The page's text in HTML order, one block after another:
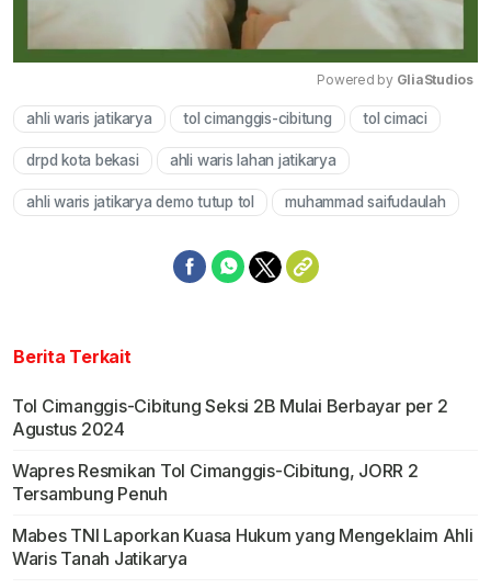
Mute
Powered by GliaStudios
ahli waris jatikarya tol cimanggis-cibitung tol cimaci
drpd kota bekasi ahli waris lahan jatikarya
ahli waris jatikarya demo tutup tol muhammad saifudaulah
Berita Terkait
Tol Cimanggis-Cibitung Seksi 2B Mulai Berbayar per 2
Agustus 2024
Wapres Resmikan Tol Cimanggis-Cibitung, JORR 2
Tersambung Penuh
Mabes TNI Laporkan Kuasa Hukum yang Mengeklaim Ahli
Waris Tanah Jatikarya